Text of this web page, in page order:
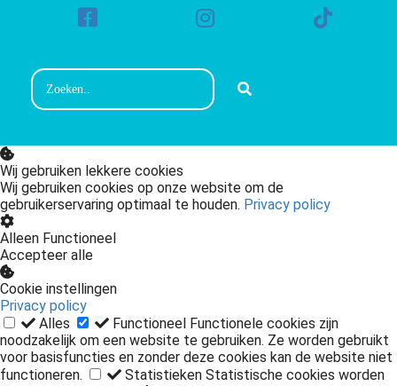
Wij gebruiken lekkere cookies
Wij gebruiken cookies op onze website om de
gebruikerservaring optimaal te houden. Privacy policy
Alleen Functioneel
Accepteer alle
Cookie instellingen
Privacy policy
Alles
Functioneel Functionele cookies zijn
noodzakelijk om een website te gebruiken. Ze worden gebruikt
voor basisfuncties en zonder deze cookies kan de website niet
functioneren.
Statistieken Statistische cookies worden